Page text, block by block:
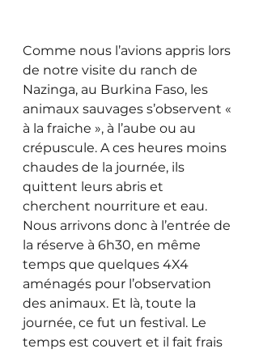
Comme nous l’avions appris lors
de notre visite du ranch de
Nazinga, au Burkina Faso, les
animaux sauvages s’observent «
à la fraiche », à l’aube ou au
crépuscule. A ces heures moins
chaudes de la journée, ils
quittent leurs abris et
cherchent nourriture et eau.
Nous arrivons donc à l’entrée de
la réserve à 6h30, en même
temps que quelques 4X4
aménagés pour l’observation
des animaux. Et là, toute la
journée, ce fut un festival. Le
temps est couvert et il fait frais